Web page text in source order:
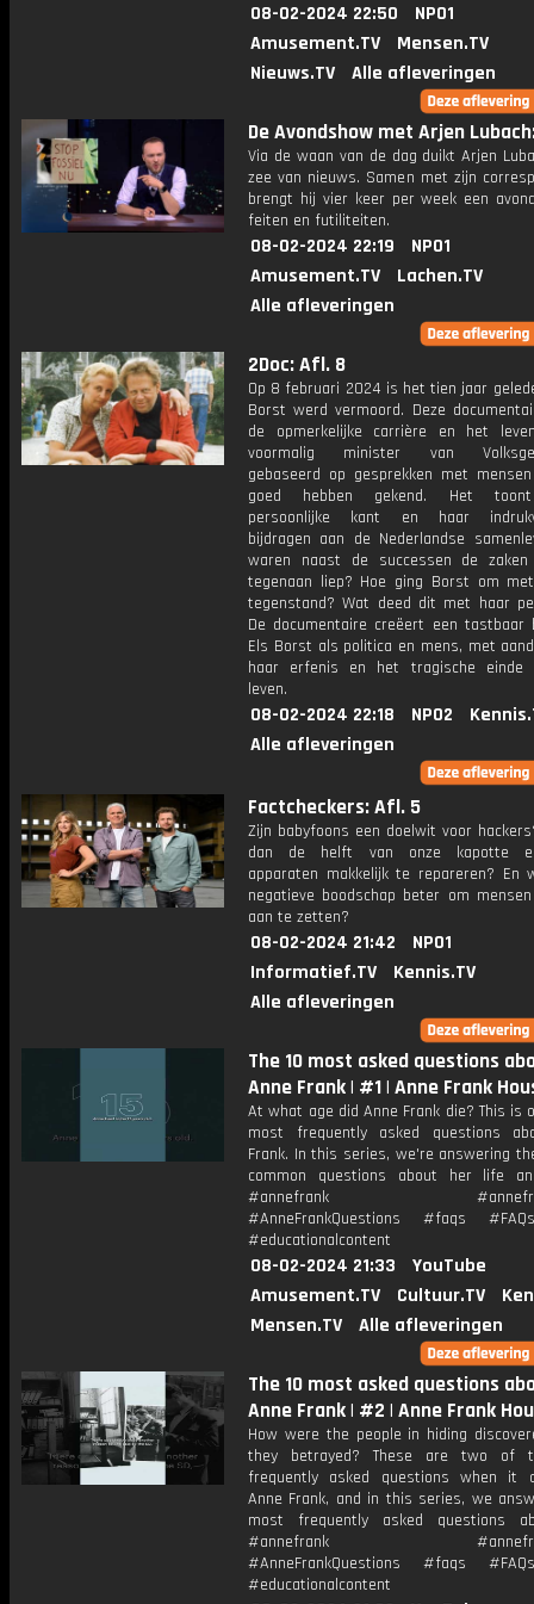
08-02-2024 22:50
NPO1
Amusement.TV
Mensen.TV
Nieuws.TV
Alle afleveringen
De Avondshow met Arjen
Via de waan van de dag duikt Arjen
zee van nieuws. Samen met zijn
brengt hij vier keer per week een
feiten en futiliteiten.
08-02-2024 22:19
NPO1
Amusement.TV
Lachen.TV
Alle afleveringen
2Doc: Afl. 8
Op 8 februari 2024 is het tien jaar
Borst werd vermoord. Deze
de opmerkelijke carrière en het
voormalig minister van
gebaseerd op gesprekken met
goed hebben gekend. Het
persoonlijke kant en haar
bijdragen aan de Nederlandse
waren naast de successen de
tegenaan liep? Hoe ging Borst om
tegenstand? Wat deed dit met haar
De documentaire creëert een tastbaar
Els Borst als politica en mens, met
haar erfenis en het tragische einde
leven.
08-02-2024 22:18 NPO2
Alle afleveringen
Factcheckers: Afl. 5
Zijn babyfoons een doelwit voor
dan de helft van onze kapotte
apparaten makkelijk te repareren? En
negatieve boodschap beter om
aan te zetten?
08-02-2024 21:42
NPO1
Informatief.TV
Kennis.TV
Alle afleveringen
The 10 most asked questions
Anne Frank | #1 | Anne Frank
At what age did Anne Frank die? This is
most frequently asked questions
Frank. In this series, we're answering
common questions about her life
#annefrank
#AnneFrankQuestions #faqs
#educationalcontent
08-02-2024 21:33
YouTube
Amusement.TV
Cultuur.TV
Mensen.TV
Alle afleveringen
The 10 most asked questions
Anne Frank | #2 | Anne Frank
How were the people in hiding
they betrayed? These are two of
frequently asked questions when it
Anne Frank, and in this series, we
most frequently asked questions
#annefrank
#AnneFrankQuestions #faqs
#educationalcontent